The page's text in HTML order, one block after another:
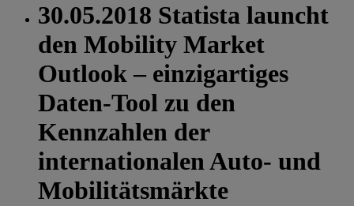
30.05.2018 Statista launcht
den Mobility Market
Outlook – einzigartiges
Daten-Tool zu den
Kennzahlen der
internationalen Auto- und
Mobilitätsmärkte